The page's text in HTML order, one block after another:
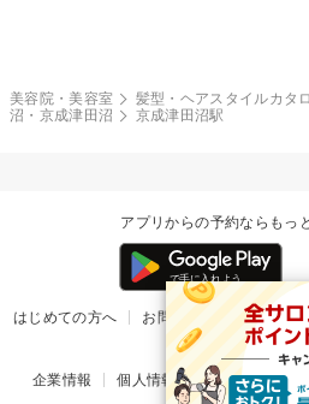
美容院・美容室 髪型・ヘアスタイルカタ
沼・京成津田沼
京成津田沼駅
アプリからの予約ならもっ
はじめての方へ お問い合わせ ヘルプ
掲載ご希望のサロ
企業情報 個人情報保護方針 楽天の